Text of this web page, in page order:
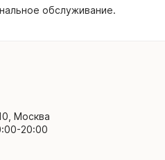
обслуживание.
Москва
20:00